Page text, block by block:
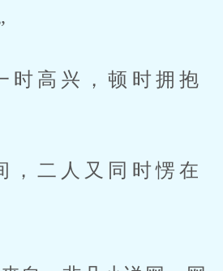
时高兴，顿时拥抱
，二人又同时愣在